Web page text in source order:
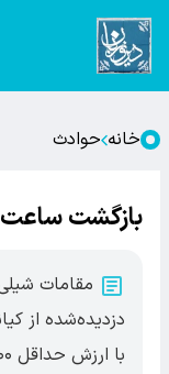
خانه حوادث
بازگشت
مقامات
دزدیده‌شده از